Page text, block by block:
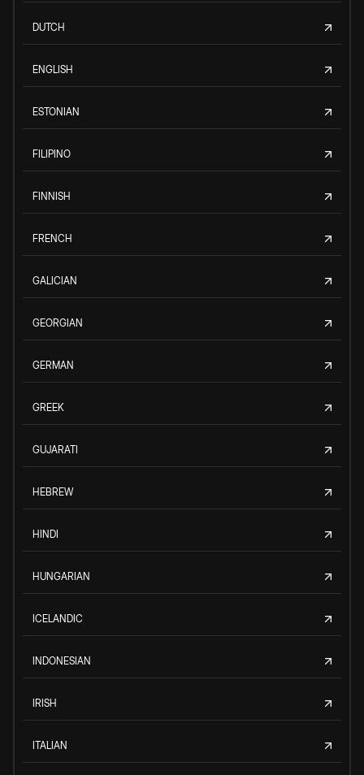
DUTCH
ENGLISH
ESTONIAN
FILIPINO
FINNISH
FRENCH
GALICIAN
GEORGIAN
GERMAN
GREEK
GUJARATI
HEBREW
HINDI
HUNGARIAN
ICELANDIC
INDONESIAN
IRISH
ITALIAN